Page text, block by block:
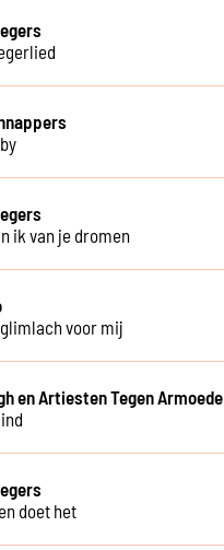
ik van je dromen
voor mij
en Artiesten Tegen Armoede
doet het